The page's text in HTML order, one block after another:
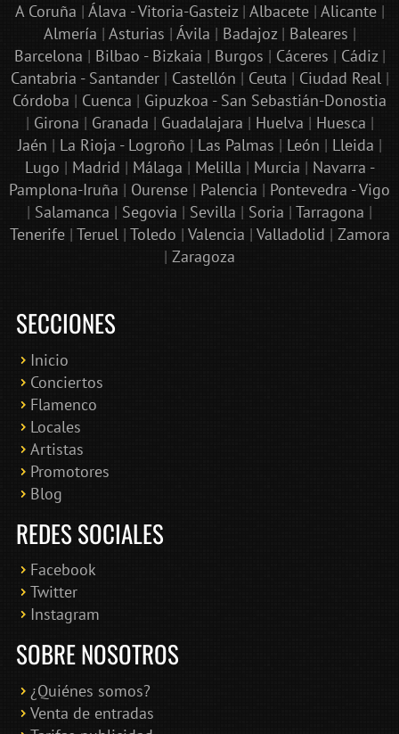
A Coruña | Álava - Vitoria-Gasteiz| Albacete| Alicante|
Almería | Asturias | Ávila | Badajoz| Baleares |
Barcelona | Bilbao - Bizkaia | Burgos | Cáceres | Cádiz|
Cantabria - Santander| Castellón | Ceuta | Ciudad Real|
Córdoba | Cuenca | Gipuzkoa - San Sebastián-Donostia
| Girona | Granada | Guadalajara | Huelva | Huesca |
Jaén | La Rioja - Logroño | Las Palmas | León | Lleida |
Lugo | Madrid | Málaga | Melilla | Murcia | Navarra -
Pamplona-Iruña | Ourense | Palencia | Pontevedra - Vigo
| Salamanca | Segovia | Sevilla | Soria | Tarragona |
Tenerife| Teruel| Toledo | Valencia | Valladolid | Zamora
| Zaragoza
SECCIONES
Inicio
Conciertos
Flamenco
Locales
Artistas
Promotores
Blog
REDES SOCIALES
Facebook
Twitter
Instagram
SOBRE NOSOTROS
¿Quiénes somos?
Venta de entradas